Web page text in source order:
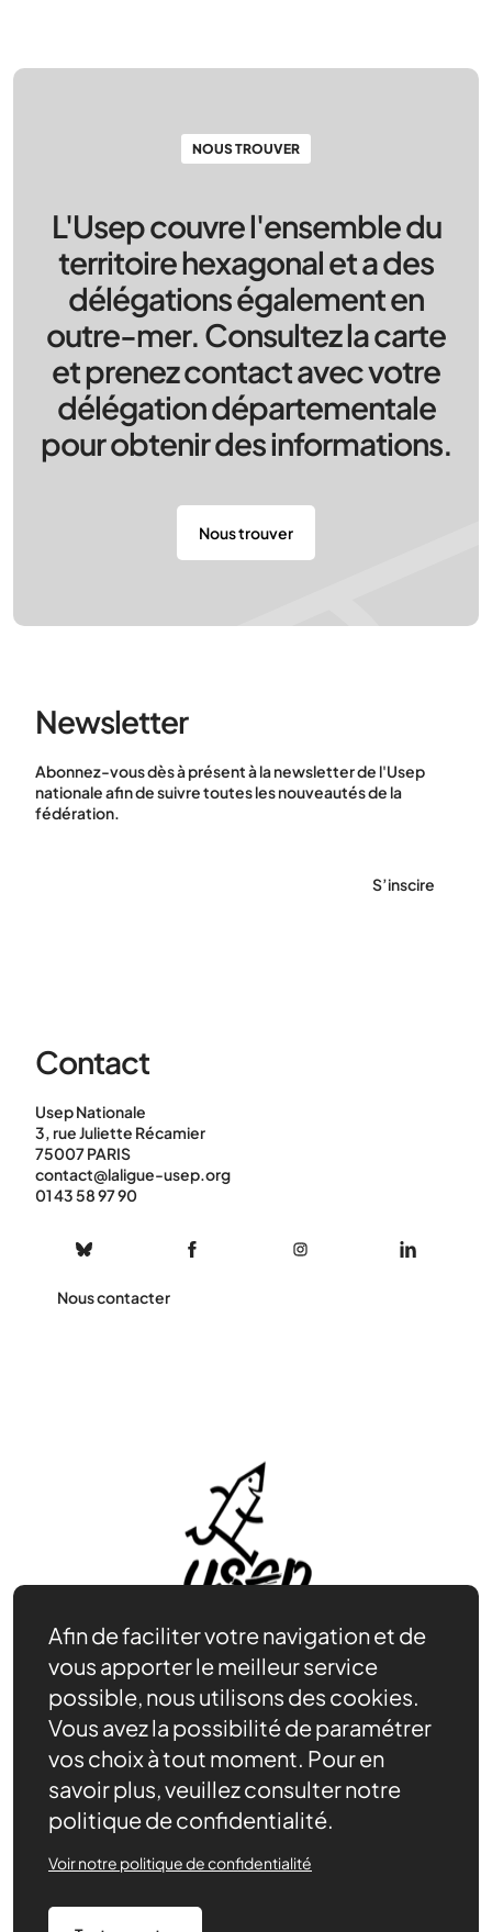
NOUS TROUVER
L'Usep couvre l'ensemble du
territoire hexagonal et a des
délégations également en
outre-mer. Consultez la carte
et prenez contact avec votre
délégation départementale
pour obtenir des informations.
Nous trouver
Newsletter
Abonnez-vous dès à présent à la newsletter de l'Usep
nationale afin de suivre toutes les nouveautés de la
fédération.
S’inscire
Contact
Usep Nationale
3, rue Juliette Récamier
75007 PARIS
contact@laligue-usep.org
01 43 58 97 90
Nous contacter
Adhérer
Se documenter
Nos partenaires
Nous trouver
Actualités récentes
Assurances
Afin de faciliter votre navigation et de
vous apporter le meilleur service
possible, nous utilisons des cookies.
Vous avez la possibilité de paramétrer
vos choix à tout moment. Pour en
savoir plus, veuillez consulter notre
politique de confidentialité.
Voir notre politique de confidentialité